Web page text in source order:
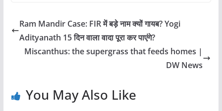
Ram Mandir Case: FIR में बड़े नाम क्यों गायब? Yogi
Adityanath 15 दिन वाला वादा पूरा कर पाएंगे?
Miscanthus: the supergrass that feeds homes |
DW News
You May Also Like